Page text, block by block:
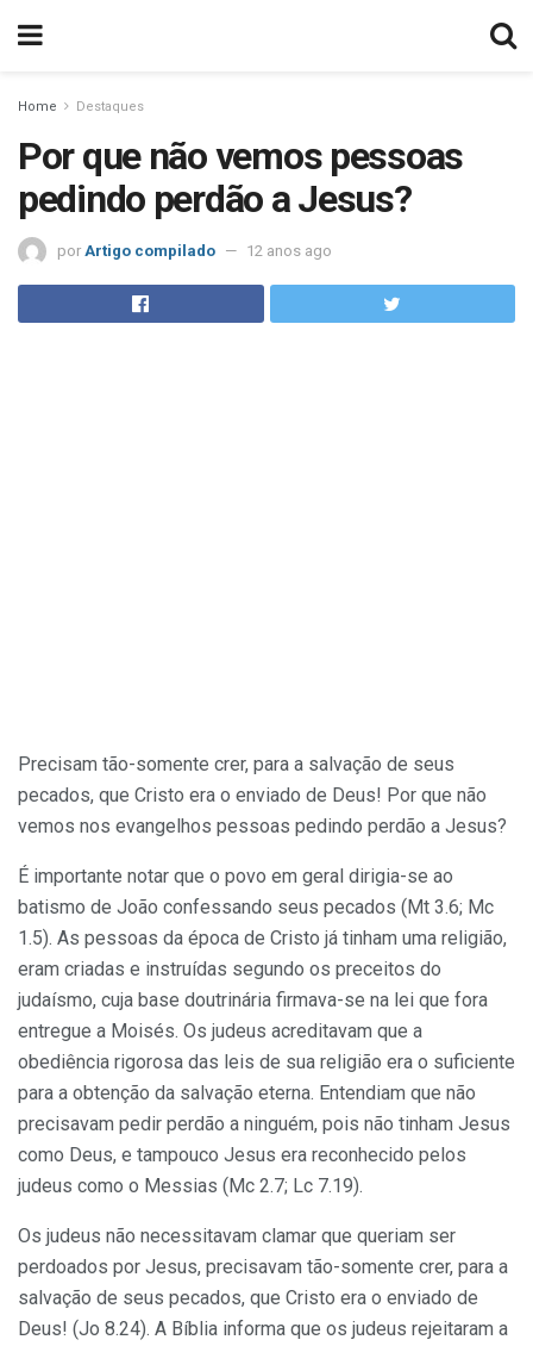
Home Destaques
Por que não vemos pessoas
pedindo perdão a Jesus?
por Artigo compilado 12 anos ago
Precisam tão-somente crer, para a salvação de seus
pecados, que Cristo era o enviado de Deus! Por que não
vemos nos evangelhos pessoas pedindo perdão a Jesus?
É importante notar que o povo em geral dirigia-se ao
batismo de João confessando seus pecados (Mt 3.6; Mc
1.5). As pessoas da época de Cristo já tinham uma religião,
eram criadas e instruídas segundo os preceitos do
judaísmo, cuja base doutrinária firmava-se na lei que fora
entregue a Moisés. Os judeus acreditavam que a
obediência rigorosa das leis de sua religião era o suficiente
para a obtenção da salvação eterna. Entendiam que não
precisavam pedir perdão a ninguém, pois não tinham Jesus
como Deus, e tampouco Jesus era reconhecido pelos
judeus como o Messias (Mc 2.7; Lc 7.19).
Os judeus não necessitavam clamar que queriam ser
perdoados por Jesus, precisavam tão-somente crer, para a
salvação de seus pecados, que Cristo era o enviado de
Deus! (Jo 8.24). A Bíblia informa que os judeus rejeitaram a